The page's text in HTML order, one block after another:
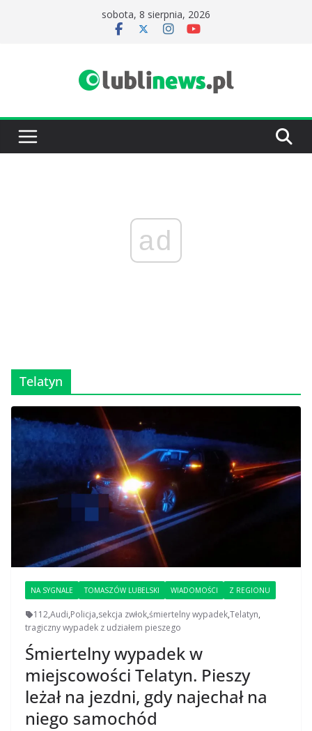
sobota, 8 sierpnia, 2026
ad
Telatyn
NA SYGNALE TOMASZÓW LUBELSKI WIADOMOŚCI Z REGIONU
112,Audi,Policja,sekcja zwłok,śmiertelny wypadek,Telatyn,
tragiczny wypadek z udziałem pieszego
Śmiertelny wypadek w
miejscowości Telatyn. Pieszy
leżał na jezdni, gdy najechał na
niego samochód